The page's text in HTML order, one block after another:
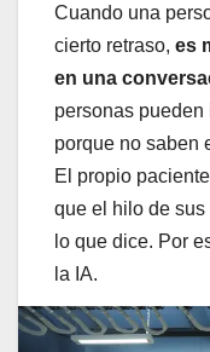
Cuando una
cierto retraso, es
en una
personas pueden
porque no saben
El propio
que el hilo de
lo que dice. Por
la IA.